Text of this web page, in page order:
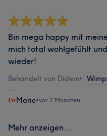
Bin mega happy mit
mich total wohlgefühlt
wieder!
Behandelt von Didem•
Marie•vor 2 Monaten
Mehr anzeigen...